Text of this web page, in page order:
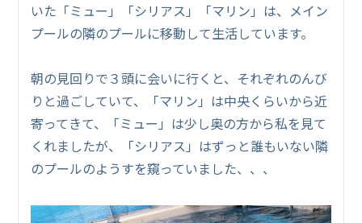
いた「ミュー」「シリアス」「マリン」は、メイン
プールの隣のプールに移動して生活しています。
朝の見回りで３頭に会いに行くと、それぞれのんび
りと過ごしていて、「マリン」は中央くらいから近
寄ってきて、「ミュー」は少し奥の方から私を見て
くれましたが、「シリアス」はずっと誰もいない隣
のプールのようすを窺っていました、、、